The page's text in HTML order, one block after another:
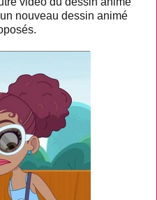
nouveau dessin animé